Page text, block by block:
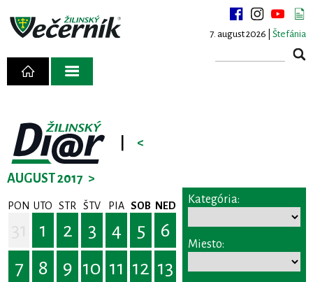
7. august 2026 | Štefánia
<
AUGUST 2017 >
PON UTO STR ŠTV PIA SOB NED
1 2 3 4 5
6
7
8 9 10 11 12 13
Kategória:
Miesto: